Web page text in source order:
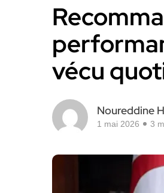
vécu
Noureddine
1 mai 2026 3